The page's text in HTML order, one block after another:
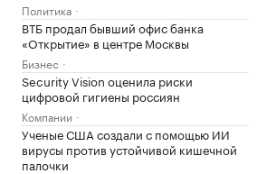
Политика
ВТБ продал бывший офис банка
«Открытие» в центре Москвы
Бизнес
Security Vision оценила риски
цифровой гигиены россиян
Компании
Ученые США создали с помощью ИИ
вирусы против устойчивой кишечной
палочки